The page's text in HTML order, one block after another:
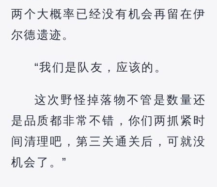
两个大概率已经没有机会再留在伊
尔德遗迹。
“我们是队友，应该的。
这次野怪掉落物不管是数量还
是品质都非常不错，你们两抓紧时
间清理吧，第三关通关后，可就没
机会了。”